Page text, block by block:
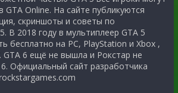
GTA Online. На сайте публикуются
скриншоты и советы по
В 2018 году в мультиплеер GTA 5
бесплатно на PC, PlayStation и Xbox ,
GTA 6 ещё не вышла и Рокстар не
Официальный сайт разработчика